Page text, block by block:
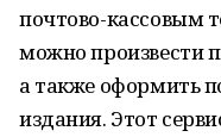
почтово-кассовым
можно произвести
а также оформить
издания. Этот